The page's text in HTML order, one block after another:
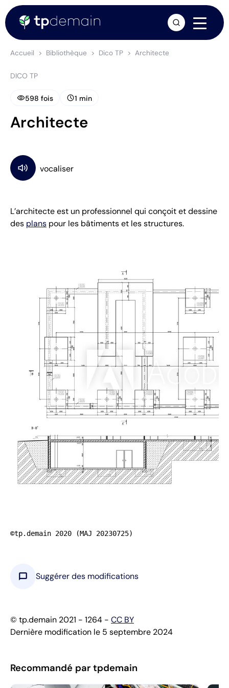
Accueil Bibliothèque Dico TP Architecte
DICO TP
visibility598 fois schedule1 min
Architecte
L’architecte est un professionnel qui conçoit et dessine
des plans pour les bâtiments et les structures.
©tp.demain 2020 (MAJ 20230725)
chat_bubble Suggérer des modifications
© tp.demain 2021 - 1264 - CC BY
Dernière modification le 5 septembre 2024
Recommandé par tpdemain
arrow_forward